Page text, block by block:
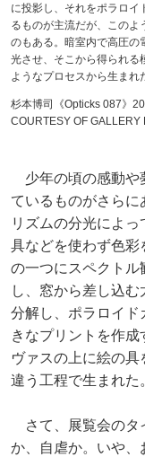
に投影し、それをポラロ
るものが主流だが、このよ
のもある。暗室内で高圧の
光させ、そこから得られる
ようなプロセスから生まれ
杉本博司《Opticks 087》
COURTESY OF GALLERY
少年の頃の感動や
ているものがさら
リズムの分光によ
具などを使わず色彩
の一つにスペクトル
し、窓から差し込
分解し、ポラロイド
きなプリントを作
ヴァスの上に絵の具
違う工程で生まれた
さて、展覧会のタ
か、自虐か。いや